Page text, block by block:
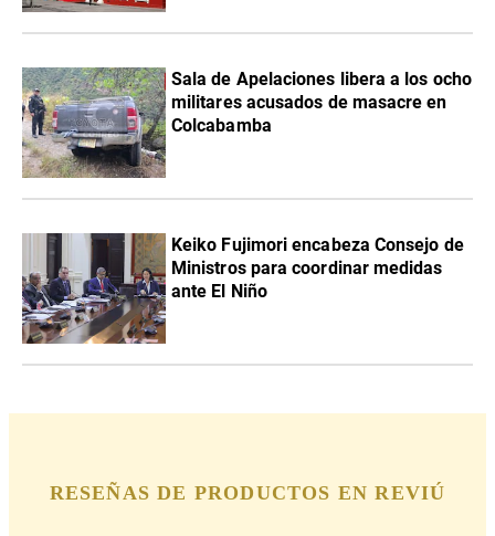
Sala de Apelaciones libera a los ocho
militares acusados de masacre en
Colcabamba
Keiko Fujimori encabeza Consejo de
Ministros para coordinar medidas
ante El Niño